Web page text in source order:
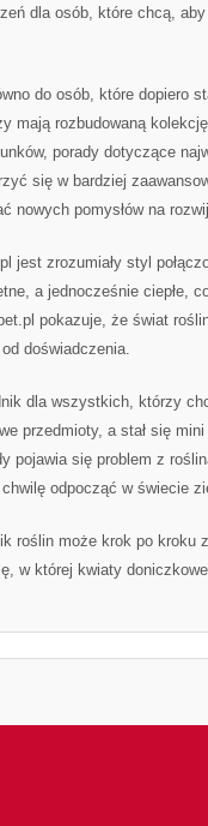
dla osób, które chcą,
do osób, które dopiero
mają rozbudowaną
porady dotyczące
się w bardziej
nowych pomysłów na
jest zrozumiały styl
a jednocześnie ciepłe,
pokazuje, że świat
doświadczenia.
dla wszystkich, którzy
przedmioty, a stał się
pojawia się problem z
odpocząć w świecie
roślin może krok po kroku
w której kwiaty